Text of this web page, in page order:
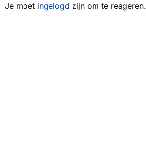
Je moet ingelogd zijn om te reageren.